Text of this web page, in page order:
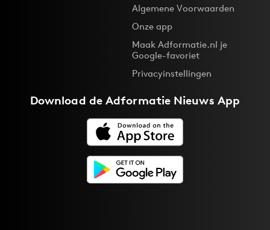
Algemene Voorwaarden
Onze app
Maak Adformatie.nl je
Google-favoriet
Privacyinstellingen
Download deAdformatie Nieuws App